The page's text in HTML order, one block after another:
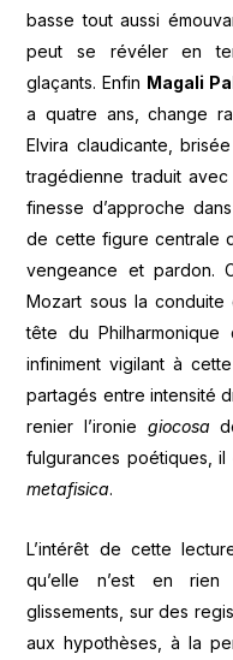
basse tout aussi
peut se révéler en
glaçants. Enfin Magali
a quatre ans, change
Elvira claudicante,
tragédienne traduit
finesse d’approche
de cette figure centrale
vengeance et pardon.
Mozart sous la conduite
tête du Philharmonique
infiniment vigilant à
partagés entre intensité
renier l’ironie giocosa
fulgurances poétiques,
metafisica.
L’intérêt de cette
qu’elle n’est en
glissements, sur des
aux hypothèses, à la